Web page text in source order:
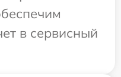
в сервисный